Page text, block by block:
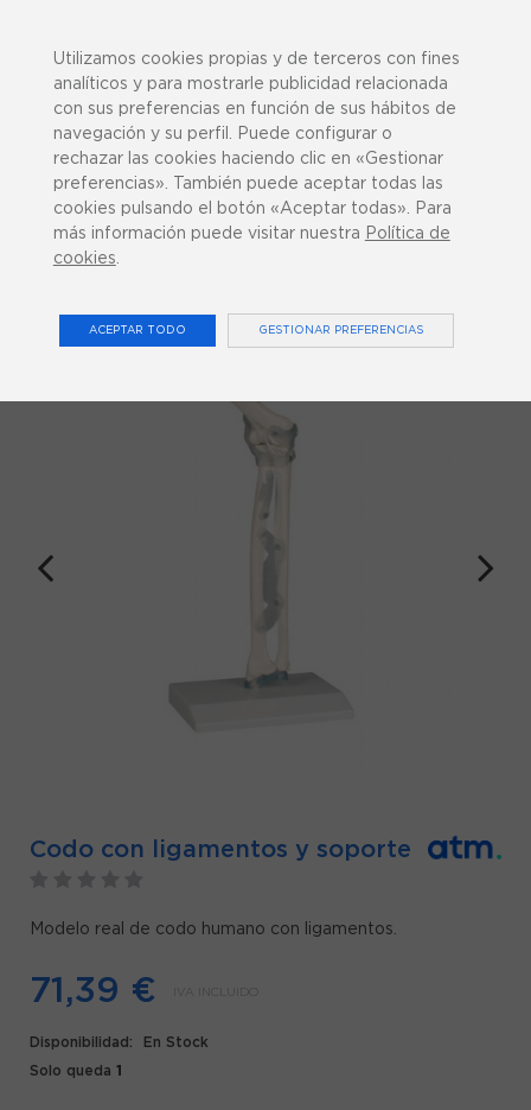
Inicio Codo con ligamentos y soporte
Codo con ligamentos y soporte
Modelo real de codo humano con ligamentos.
71,39 €
Disponibilidad:
En Stock
Solo queda 1
Utilizamos cookies propias y de terceros con fines
analíticos y para mostrarle publicidad relacionada
con sus preferencias en función de sus hábitos de
navegación y su perfil. Puede configurar o
rechazar las cookies haciendo clic en «Gestionar
preferencias». También puede aceptar todas las
cookies pulsando el botón «Aceptar todas». Para
más información puede visitar nuestra Política de
cookies.
ACEPTAR TODO GESTIONAR PREFERENCIAS